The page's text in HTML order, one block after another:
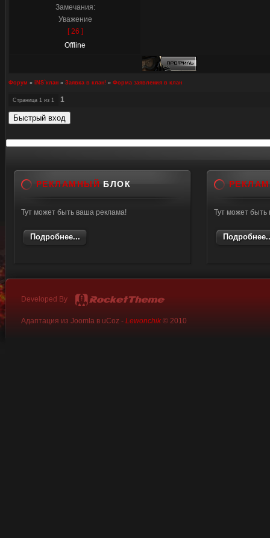
Замечания:
Уважение
[ 26 ]
Offline
Форум » iNS`клан » Заявка в клан! » Форма заявления в клан
Страница 1 из 1 1
РЕКЛАМНЫЙ БЛОК
Тут может быть ваша реклама!
Подробнее...
Тут может
Developed By
Адаптация из Joomla в uCoz - Lewonchik© 2010